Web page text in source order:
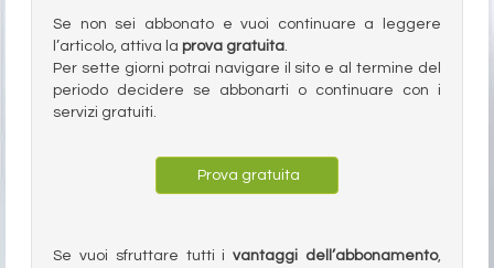
Se non sei abbonato e vuoi continuare a leggere
l’articolo, attiva la prova gratuita
Per sette giorni potrai navigare il sito e al termine del
periodo decidere se abbonarti o continuare con i
servizi gratuiti.
Prova gratuita
Se vuoi sfruttare tutti ivantaggi dell’abbonamento,